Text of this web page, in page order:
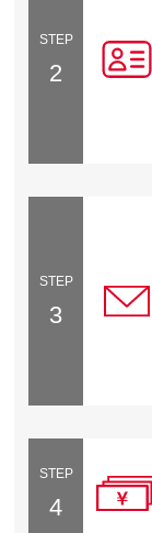
STEP
2
STEP
3
STEP
4